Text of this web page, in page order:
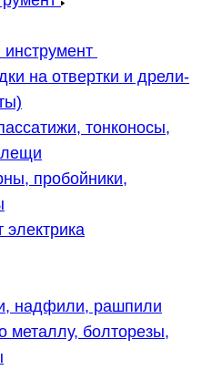
на отвертки и дрели-
тонконосы,
пробойники,
электрика
надфили, рашпили
металлу, болторезы,